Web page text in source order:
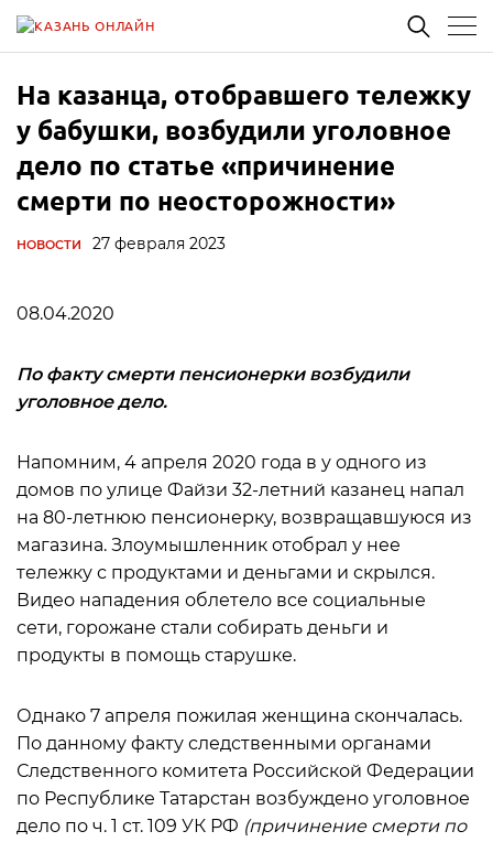
На казанца, отобравшего тележку
у бабушки, возбудили уголовное
дело по статье «причинение
смерти по неосторожности»
НОВОСТИ 27 февраля 2023
08.04.2020
По факту смерти пенсионерки возбудили
уголовное дело.
Напомним, 4 апреля 2020 года в у одного из
домов по улице Файзи 32-летний казанец напал
на 80-летнюю пенсионерку, возвращавшуюся из
магазина. Злоумышленник отобрал у нее
тележку с продуктами и деньгами и скрылся.
Видео нападения облетело все социальные
сети, горожане стали собирать деньги и
продукты в помощь старушке.
Однако 7 апреля пожилая женщина скончалась.
По данному факту следственными органами
Следственного комитета Российской Федерации
по Республике Татарстан возбуждено уголовное
дело по ч. 1 ст. 109 УК РФ (причинение смерти по